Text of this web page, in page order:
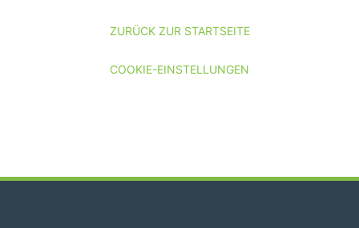
ZURÜCK ZUR STARTSEITE
COOKIE-EINSTELLUNGEN